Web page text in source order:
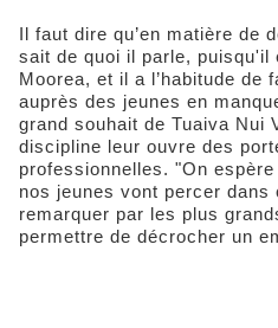
Il faut dire qu’en matière de
sait de quoi il parle, puisqu'il
Moorea, et il a l’habitude de
auprès des jeunes en
grand souhait de Tuaiva Nui
discipline leur ouvre des
professionnelles. "On
nos jeunes vont percer
remarquer par les plus
permettre de décrocher un